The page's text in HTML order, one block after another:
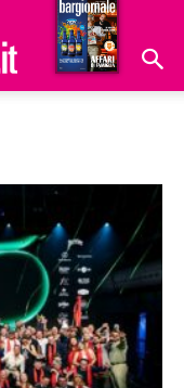
Hoteldomani